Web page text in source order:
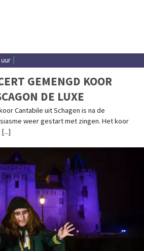
GEMENGD KOOR
DE LUXE
Cantabile uit Schagen is na de
weer gestart met zingen. Het koor